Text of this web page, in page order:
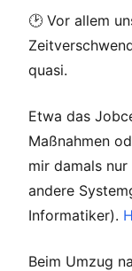
🕑 Vor allem
quasi.
Etwa das
Maßnahmen
mir damals
andere
Informatiker).
Beim Umzug